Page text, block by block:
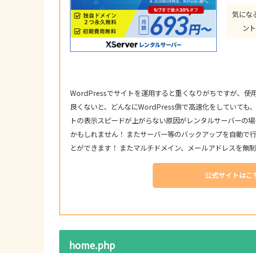
気にな
ン
WordPressでサイトを運用すると重くなりがちですが、使
良くないと、どんなにWordPress側で高速化をしていても
トの表示スピードが上がらない原因がレンタルサーバーの
かもしれません！ またサーバー等のバックアップを自動で
とができます！ またマルチドメイン、メールアドレスを無
公式サイトはこ
home.php